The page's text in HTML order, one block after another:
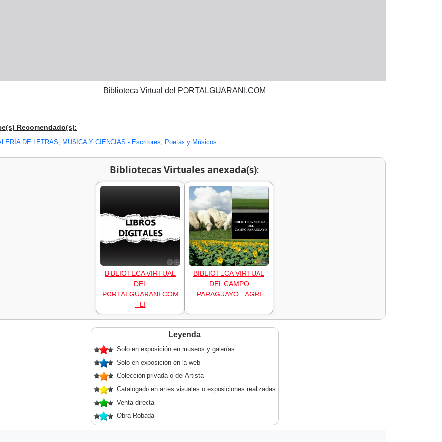
Biblioteca Virtual del PORTALGUARANI.COM
Recomendado(s):
DE LETRAS, MÚSICA Y CIENCIAS - Escritores, Poetas y Músicos
Bibliotecas Virtuales anexada(s):
BIBLIOTECA VIRTUAL
DEL
PORTALGUARANI.COM
- LI
BIBLIOTECA VIRTUAL
DEL CAMPO
PARAGUAYO - AGRI
Leyenda
Solo en exposición en museos y galerías
Solo en exposición en la web
Colección privada o del Artista
Catalogado en artes visuales o exposiciones realizadas
Venta directa
Obra Robada